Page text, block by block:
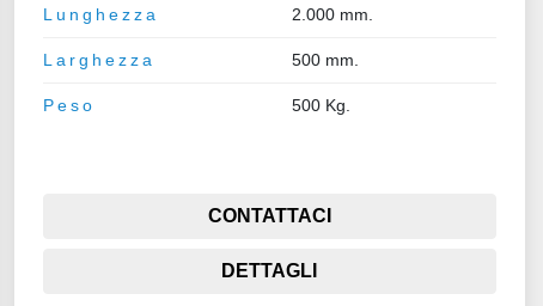
Lunghezza 2.000 mm.
Larghezza 500 mm.
Peso 500 Kg.
CONTATTACI
DETTAGLI